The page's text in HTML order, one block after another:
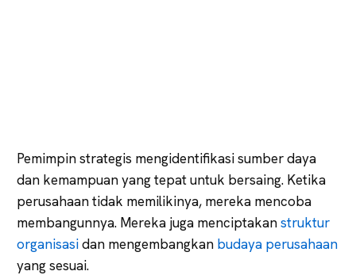
Pemimpin strategis mengidentifikasi sumber daya
dan kemampuan yang tepat untuk bersaing. Ketika
perusahaan tidak memilikinya, mereka mencoba
membangunnya. Mereka juga menciptakanstruktur
organisasidan mengembangkan budaya perusahaan
yang sesuai.